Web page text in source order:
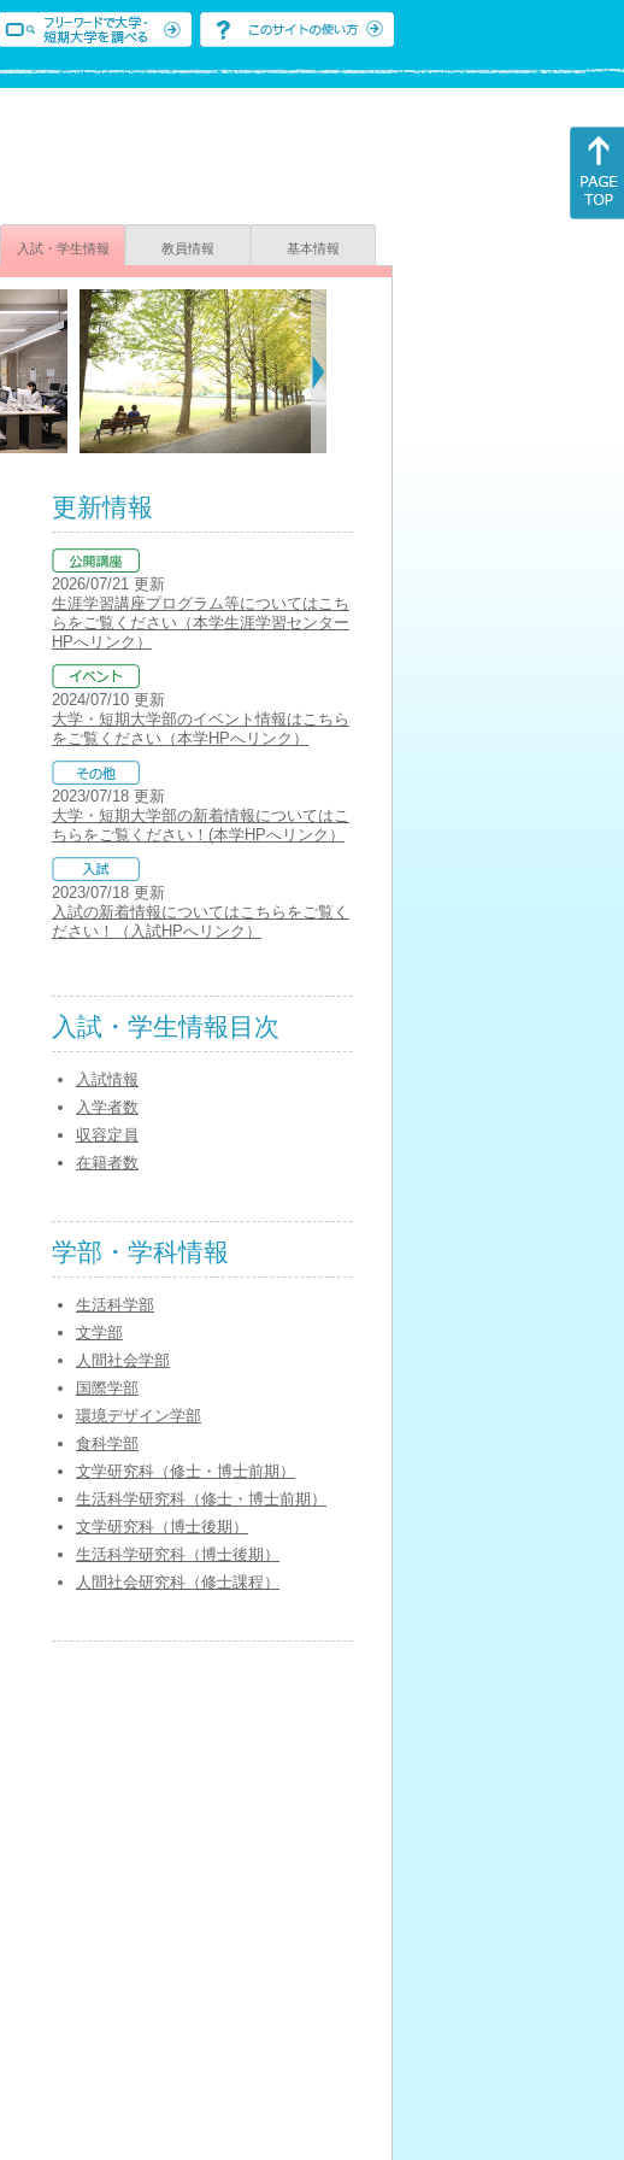
入試・学生情報 教員情報 基本情報
更新情報
2026/07/21 更新
生涯学習講座プログラム等についてはこち
らをご覧ください（本学生涯学習センター
HPへリンク）
2024/07/10 更新
大学・短期大学部のイベント情報はこちら
をご覧ください（本学HPへリンク）
2023/07/18 更新
大学・短期大学部の新着情報についてはこ
ちらをご覧ください！(本学HPへリンク）
2023/07/18 更新
入試の新着情報についてはこちらをご覧く
ださい！（入試HPへリンク）
入試・学生情報目次
入試情報
入学者数
収容定員
在籍者数
学部・学科情報
生活科学部
文学部
人間社会学部
国際学部
環境デザイン学部
食科学部
文学研究科（修士・博士前期）
生活科学研究科（修士・博士前期）
文学研究科（博士後期）
生活科学研究科（博士後期）
人間社会研究科（修士課程）